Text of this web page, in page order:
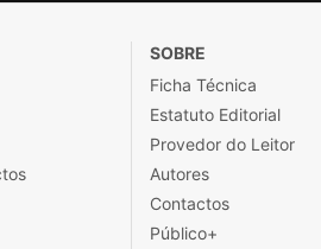
SOBRE
Ficha Técnica
Estatuto Editorial
Provedor do Leitor
Autores
Contactos
Público+